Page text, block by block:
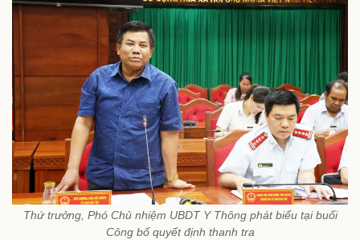
Thứ trưởng, Phó Chủ nhiệm UBDT Y Thông phát biểu tại buổi
Công bố quyết định thanh tra